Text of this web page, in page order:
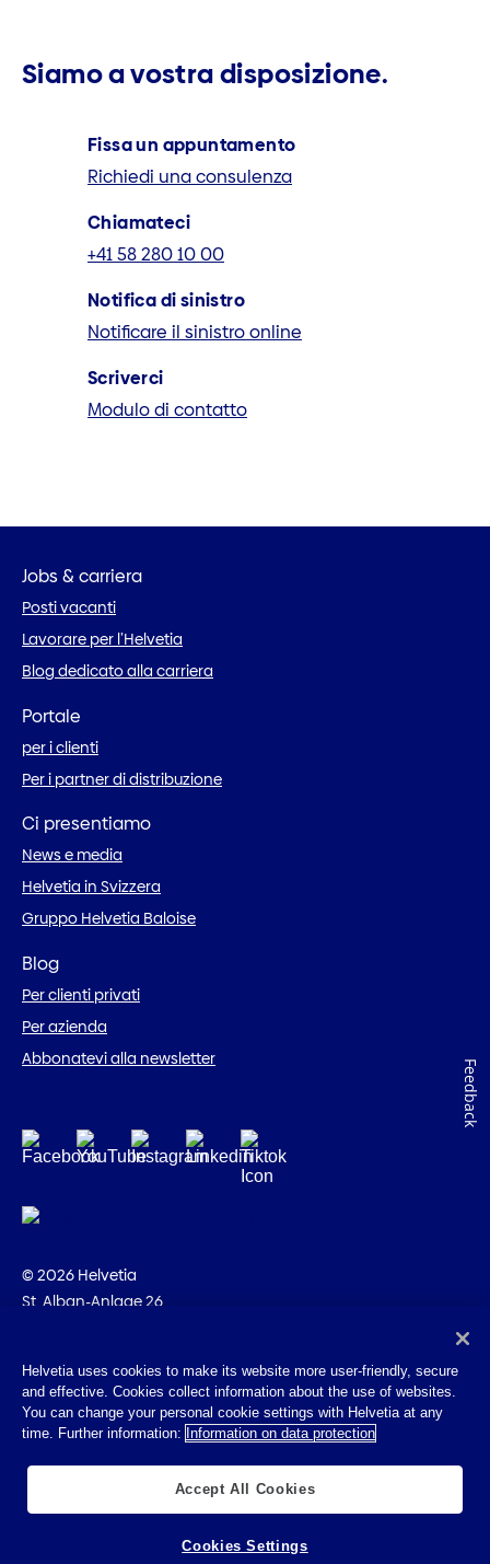
Siamo a vostra disposizione.
Fissa un appuntamento
Richiedi una consulenza
Chiamateci
+41 58 280 10 00
Notifica di sinistro
Notificare il sinistro online
Scriverci
Modulo di contatto
Jobs & carriera
Posti vacanti
Lavorare per l’Helvetia
Blog dedicato alla carriera
Portale
per i clienti
Per i partner di distribuzione
Ci presentiamo
News e media
Helvetia in Svizzera
Gruppo Helvetia Baloise
Blog
Per clienti privati
Per azienda
Abbonatevi alla newsletter
© 2026 Helvetia
St. Alban-Anlage 26
Impressum
Disposizioni giuridiche
Helvetia uses cookies to make its website more user-friendly, secure
and effective. Cookies collect information about the use of websites.
You can change your personal cookie settings with Helvetia at any
time. Further information: Information on data protection
Accept All Cookies
Cookies Settings
Feedback